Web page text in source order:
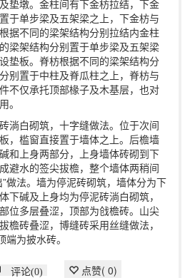
垫墩。金柱间有下金枋拉结，下金
于单步梁及五架梁之上，下金枋与
据不同的梁架结构分别拉结内金柱
梁架结构分别置于单步梁及五架梁
垫板。脊枋根据不同的梁架结构分
别置于中柱及脊瓜柱之上，脊枋与
不仅承托顶部椽子及木基层，也对
。
淌白砌筑，十字缝做法。位于次间
，槛窗直接置于墙体之上。后檐墙
和上身两部分，上身墙体砖砌到下
避水的签尖拔檐，整个墙体两稍间
做法。墙为停泥砖砌筑，墙体分为下
下碱及上身均为停泥砖淌白砌筑，
位多层叠涩，顶部为戗檐砖。山尖
檐砖叠涩，博缝砖采用丝缝做法，
为披水砖。
评论(0) 点赞( 0)